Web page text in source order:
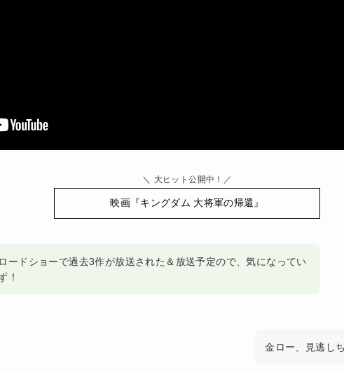
＼ 大ヒット公開中！ ／
映画『キングダム 大将軍の帰還』
ードショーで過去3作が放送された＆放送予定ので、気になってい
！
金ロー、見逃し